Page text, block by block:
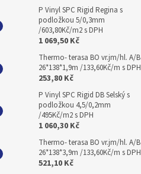
P Vinyl SPC Rigid Regina s
podložkou 5/0,3mm
/603,80Kč/m2 s DPH
1 069,50 Kč
Thermo- terasa BO vr.jm/hl. A/B
26*138*1,9m /133,60Kč/m s DPH
253,80 Kč
P Vinyl SPC Rigid DB Selský s
podložkou 4,5/0,2mm
/495Kč/m2 s DPH
1 060,30 Kč
Thermo- terasa BO vr.jm/hl. A/B
26*138*3,9m /133,60Kč/m s DPH
521,10 Kč